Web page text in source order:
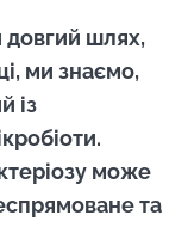
шлях,
ми знаємо,
із
може
та